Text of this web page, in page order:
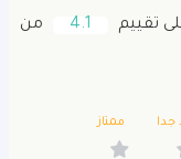
تقييم 4.1
من
جدا ممتاز